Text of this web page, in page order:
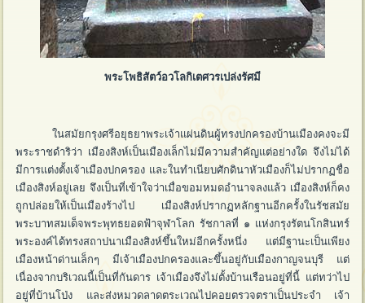
พระโพธิสัตว์อวโลกิเตศวรเปล่งรัศมี
ในสมัยกรุงศรีอยุธยาพระเจ้าแผ่นดินผู้ทรงปกครองบ้านเมืองคงจะมี
พระราชดำริว่า เมืองสิงห์เป็นเมืองเล็กไม่มีความสำคัญแต่อย่างใด จึงไม่ได้
มีการแต่งตั้งเจ้าเมืองปกครอง และในทำเนียบศักดินาหัวเมืองก็ไม่ปรากฏชื่อ
เมืองสิงห์อยู่เลย จึงเป็นที่เข้าใจว่าเมื่อขอมหมดอำนาจลงแล้ว เมืองสิงห์ก็คง
ถูกปล่อยให้เป็นเมืองร้างไป เมืองสิงห์ปรากฏหลักฐานอีกครั้งในรัชสมัย
พระบาทสมเด็จพระพุทธยอดฟ้าจุฬาโลก รัชกาลที่ ๑ แห่งกรุงรัตนโกสินทร์
พระองค์ได้ทรงสถาปนาเมืองสิงห์ขึ้นใหม่อีกครั้งหนึ่ง แต่มีฐานะเป็นเพียง
เมืองหน้าด่านเล็กๆ มีเจ้าเมืองปกครองและขึ้นอยู่กับเมืองกาญจนบุรี แต่
เนื่องจากบริเวณนี้เป็นที่กันดาร เจ้าเมืองจึงไม่ตั้งบ้านเรือนอยู่ที่นี้ แต่ทว่าไป
อยู่ที่บ้านโป่ง และส่งหมวดลาดตระเวณไปคอยตรวจตราเป็นประจำ เจ้า